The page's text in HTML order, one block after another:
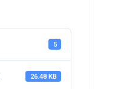
5
26.48 KB